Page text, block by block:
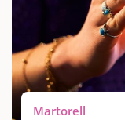
Martorell